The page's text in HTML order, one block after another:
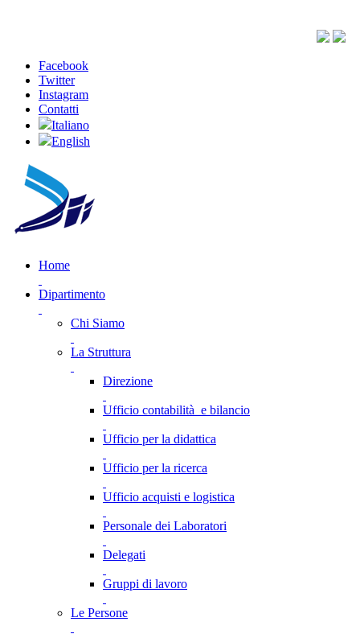
Facebook
Twitter
Instagram
Contatti
Italiano
English
Home
Dipartimento
Chi Siamo
La Struttura
Direzione
Ufficio contabilità e bilancio
Ufficio per la didattica
Ufficio per la ricerca
Ufficio acquisti e logistica
Personale dei Laboratori
Delegati
Gruppi di lavoro
Le Persone